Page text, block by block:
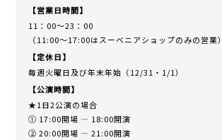
【営業日時間】
11：00～23：00
（11:00〜17:00はスーベニアショップのみの営業）
【定休日】
毎週火曜日及び年末年始（12/31・1/1）
【公演時間】
★1日2公演の場合
① 17:00開場 ― 18:00開演
② 20:00開場 ― 21:00開演